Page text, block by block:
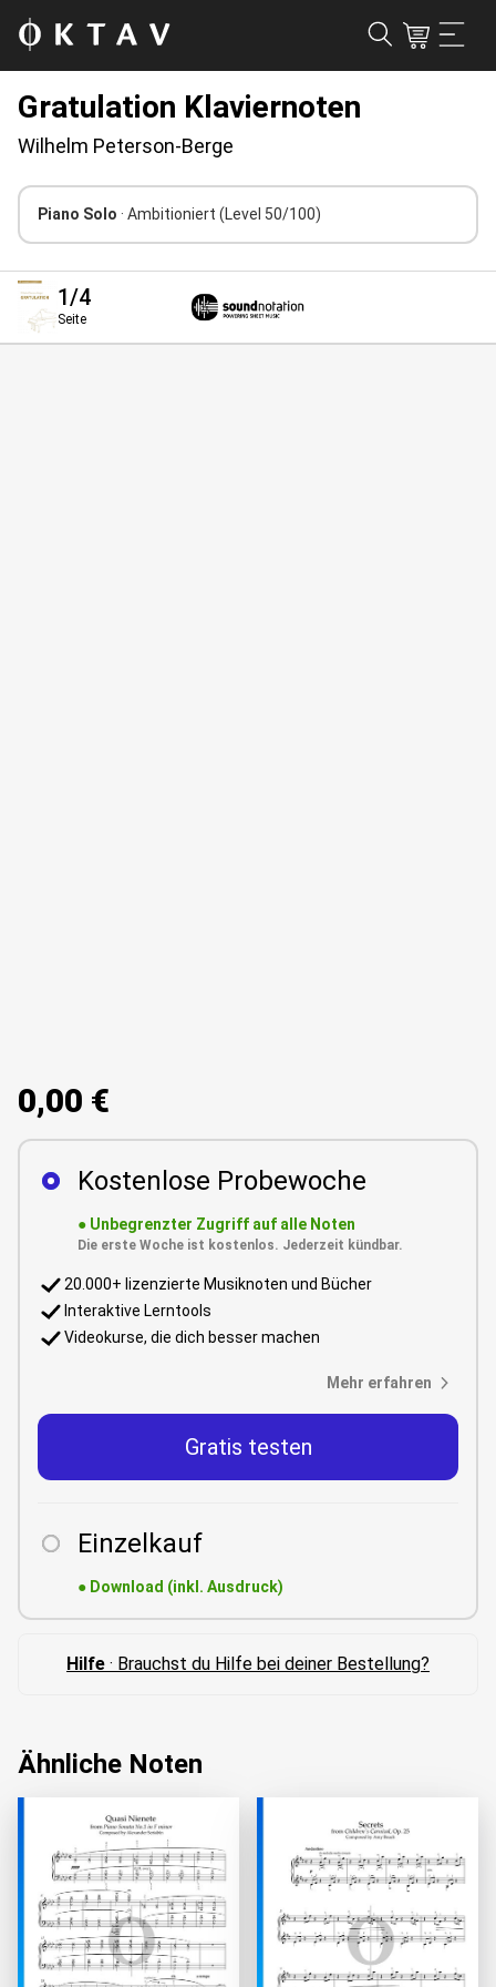
Gratulation Klaviernoten
Wilhelm Peterson-Berge
Piano Solo · Ambitioniert (Level 50/100)
1/4
Seite
0,00 €
Kostenlose Probewoche
● Unbegrenzter Zugriff auf alle Noten
Die erste Woche ist kostenlos. Jederzeit kündbar.
20.000+ lizenzierte Musiknoten und Bücher
Interaktive Lerntools
Videokurse, die dich besser machen
Mehr erfahren
Gratis testen
Einzelkauf
● Download (inkl. Ausdruck)
Hilfe · Brauchst du Hilfe bei deiner Bestellung?
Ähnliche Noten